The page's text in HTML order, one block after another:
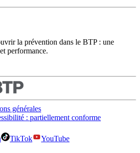
la prévention dans le BTP : une
performance.
générales
: partiellement conforme
TikTok
YouTube